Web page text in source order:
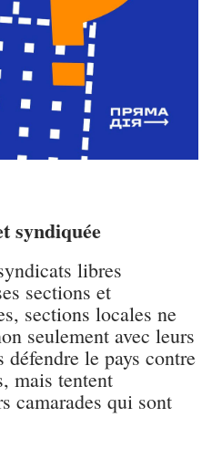
syndiquée
libres
sections et
sections locales ne
seulement avec leurs
le pays contre
mais tentent
camarades qui sont